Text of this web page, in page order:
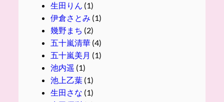
生田りん (1)
伊倉さとみ (1)
幾野まち (2)
五十嵐清華(4)
五十嵐美月 (1)
池内遥 (1)
池上乙葉(1)
生田さな (1)